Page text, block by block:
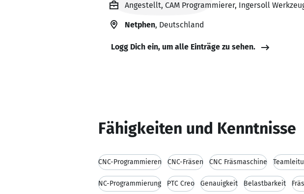
Angestellt, CAM Programmierer, Ingersoll
Netphen, Deutschland
Logg Dich ein, um alle Einträge zu sehen.
Fähigkeiten und Kenntnisse
CNC-Programmieren CNC-Fräsen CNC Fräsmaschine
NC-Programmierung PTC Creo Genauigkeit Belastbarkeit